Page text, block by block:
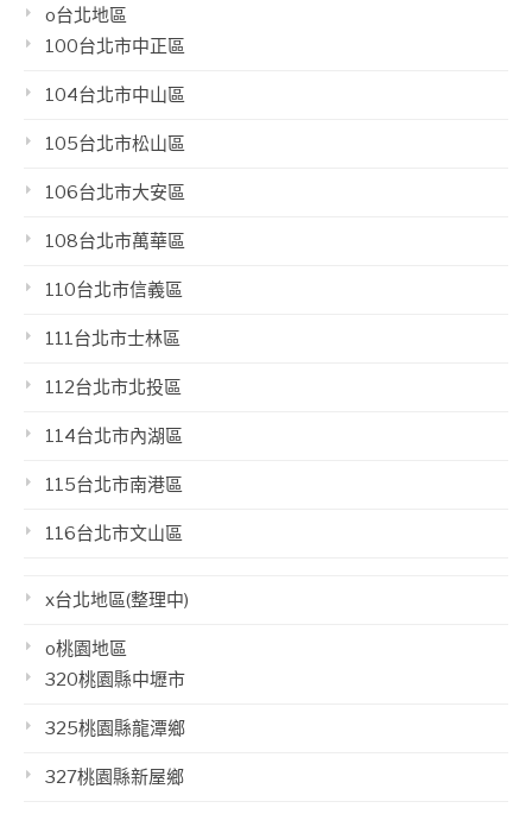
o台北地區
100台北市中正區
104台北市中山區
105台北市松山區
106台北市大安區
108台北市萬華區
110台北市信義區
111台北市士林區
112台北市北投區
114台北市內湖區
115台北市南港區
116台北市文山區
x台北地區(整理中)
o桃園地區
320桃園縣中壢市
325桃園縣龍潭鄉
327桃園縣新屋鄉